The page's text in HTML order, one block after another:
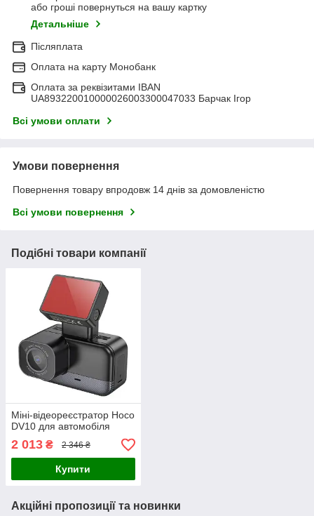
або гроші повернуться на вашу картку
Детальніше
Післяплата
Оплата на карту Монобанк
Оплата за реквізитами IBAN
UA893220010000026003300047033 Барчак Ігор
Всі умови оплати
Умови повернення
Повернення товару впродовж 14 днів за домовленістю
Всі умови повернення
Подібні товари компанії
Міні-відеореєстратор Hoco
DV10 для автомобіля
2 013 ₴ 2 346 ₴
Купити
Акційні пропозиції та новинки